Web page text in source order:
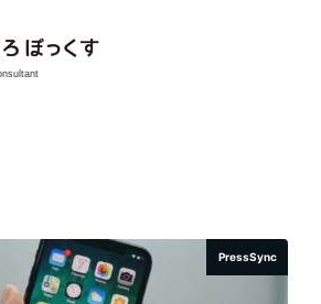
PressSync